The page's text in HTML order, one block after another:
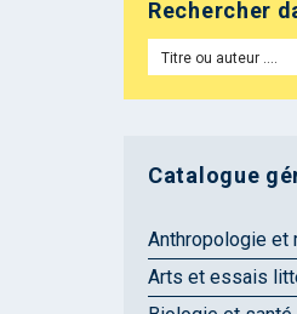
Rechercher
Catalogue
Anthropologie et
Arts et essais